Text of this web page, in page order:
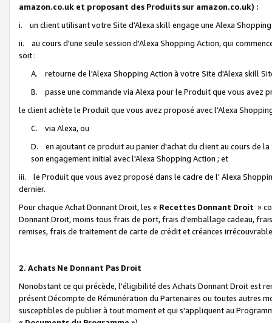
amazon.co.uk et proposant des Produits sur amazon.co.uk) :
i. un client utilisant votre Site d'Alexa skill engage une Alexa
ii. au cours d'une seule session d'Alexa Shopping Action, qui
soit :
A. retourne de l'Alexa Shopping Action à votre Site d'Alexa skill
B. passe une commande via Alexa pour le Produit que vous avez
le client achète le Produit que vous avez proposé avec l'Alexa
C. via Alexa, ou
D. en ajoutant ce produit au panier d'achat du client au cours de
son engagement initial avec l'Alexa Shopping Action ; et
iii. le Produit que vous avez proposé dans le cadre de l' Alexa
dernier.
Pour chaque Achat Donnant Droit, les « Recettes Donnant Droit »
Donnant Droit, moins tous frais de port, frais d'emballage cadeau,
remises, frais de traitement de carte de crédit et créances
2. Achats Ne Donnant Pas Droit
Nonobstant ce qui précède, l'éligibilité des Achats Donnant Droit est
présent Décompte de Rémunération du Partenaires ou toutes autres
susceptibles de publier à tout moment et qui s'appliquent au